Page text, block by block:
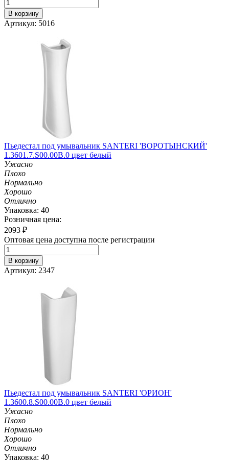
В корзину
Артикул: 5016
Пьедестал под умывальник SANTERI 'ВОРОТЫНСКИЙ'
1.3601.7.S00.00B.0 цвет белый
Ужасно
Плохо
Нормально
Хорошо
Отлично
Упаковка: 40
Розничная цена:
2093 ₽
Оптовая цена доступна после регистрации
В корзину
Артикул: 2347
Пьедестал под умывальник SANTERI 'ОРИОН'
1.3600.8.S00.00B.0 цвет белый
Ужасно
Плохо
Нормально
Хорошо
Отлично
Упаковка: 40